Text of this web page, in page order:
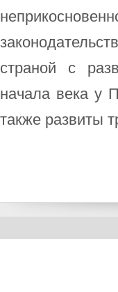
страной с
начала века у
также развиты